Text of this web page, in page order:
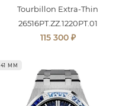
Tourbillon Extra-Thin
26516PT.ZZ.1220PT.01
115 300 ₽
41 ММ